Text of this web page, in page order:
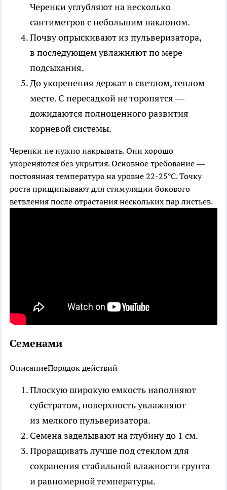
Черенки углубляют на несколько
сантиметров с небольшим наклоном.
Почву опрыскивают из пульверизатора,
в последующем увлажняют по мере
подсыхания.
До укоренения держат в светлом, теплом
месте. С пересадкой не торопятся —
дожидаются полноценного развития
корневой системы.
Черенки не нужно накрывать. Они хорошо
укореняются без укрытия. Основное требование —
постоянная температура на уровне 22-25°С. Точку
роста прищипывают для стимуляции бокового
ветвления после отрастания нескольких пар листьев.
Семенами
ОписаниеПорядок действий
Плоскую широкую емкость наполняют
субстратом, поверхность увлажняют
из мелкого пульверизатора.
Семена заделывают на глубину до 1 см.
Проращивать лучше под стеклом для
сохранения стабильной влажности грунта
и равномерной температуры.